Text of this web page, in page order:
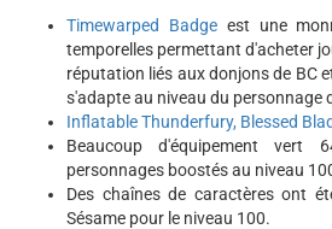
Timewarped Badgeest une
temporelles permettant d'acheter
réputation liés aux donjons de BC
s'adapte au niveau du personnage
Inflatable Thunderfury, Blessed
Beaucoup d'équipement vert
personnages boostés au niveau
Des chaînes de caractères ont
Sésame pour le niveau 100.